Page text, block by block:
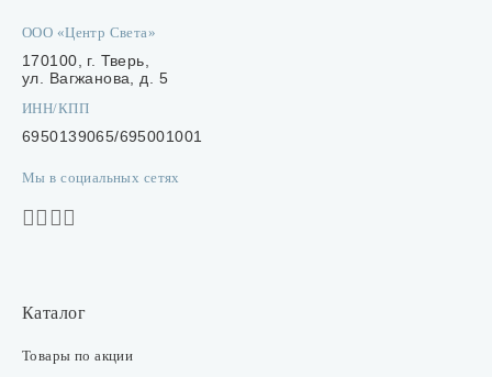
ООО «Центр Света»
170100, г. Тверь,
ул. Вагжанова, д. 5
ИНН/КПП
6950139065/695001001
Мы в социальных сетях
Каталог
Товары по акции